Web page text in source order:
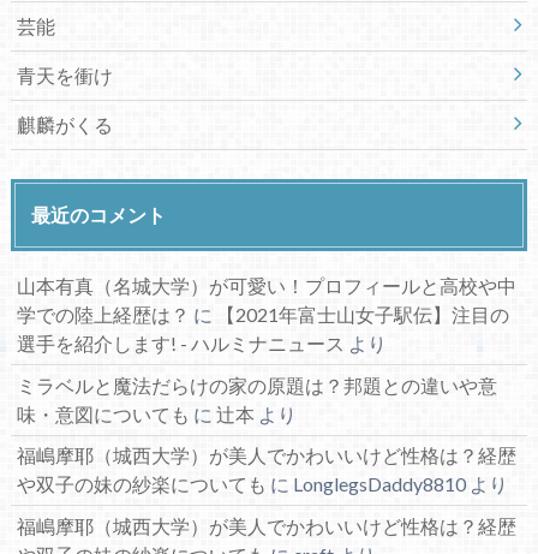
芸能
青天を衝け
麒麟がくる
最近のコメント
山本有真（名城大学）が可愛い！プロフィールと高校や中
学での陸上経歴は？ に
【2021年富士山女子駅伝】注目の
選手を紹介します! - ハルミナニュース より
ミラベルと魔法だらけの家の原題は？邦題との違いや意
味・意図についても に 辻本 より
福嶋摩耶（城西大学）が美人でかわいいけど性格は？経歴
や双子の妹の紗楽についても に LonglegsDaddy8810より
福嶋摩耶（城西大学）が美人でかわいいけど性格は？経歴